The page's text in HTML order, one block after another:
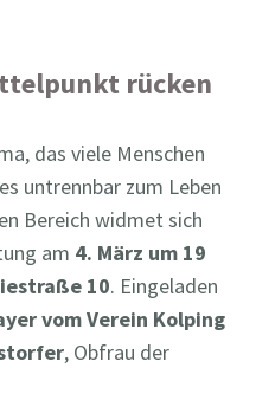
rücken
das viele Menschen
untrennbar zum Leben
Bereich widmet sich
am 4. März um 19
10. Eingeladen
vom Verein Kolping
, Obfrau der